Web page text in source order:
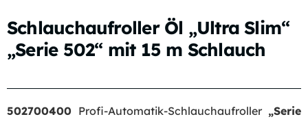
Schlauchaufroller Öl „Ultra Slim“
„Serie 502“ mit 15 m Schlauch
502700400 Profi-Automatik-Schlauchaufroller „Serie